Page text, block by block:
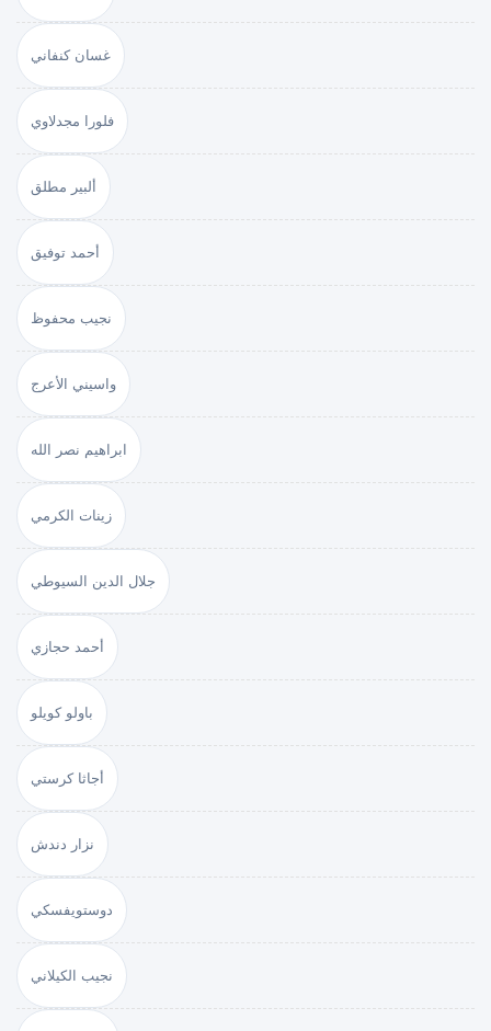
غسان كنفاني
فلورا مجدلاوي
ألبير مطلق
أحمد توفيق
نجيب محفوظ
واسيني الأعرج
ابراهيم نصر الله
زينات الكرمي
جلال الدين السيوطي
أحمد حجازي
باولو كويلو
أجاثا كرستي
نزار دندش
دوستويفسكي
نجيب الكيلاني